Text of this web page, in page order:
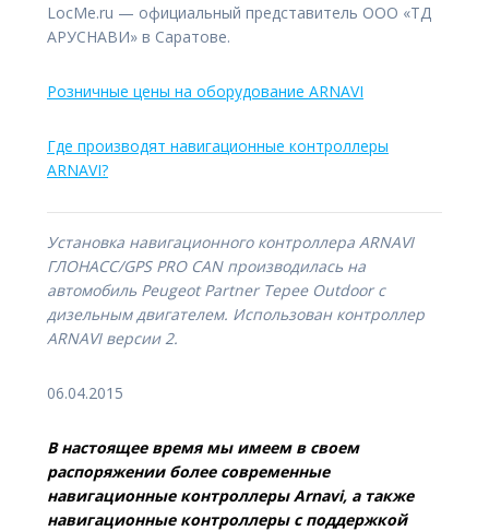
LocMe.ru — официальный представитель ООО «ТД
АРУСНАВИ» в Саратове.
Розничные цены на оборудование ARNAVI
Где производят навигационные контроллеры
ARNAVI?
Установка навигационного контроллера ARNAVI
ГЛОНАСС/GPS PRO CAN производилась на
автомобиль Peugeot Partner Tepee Outdoor с
дизельным двигателем. Использован контроллер
ARNAVI версии 2.
06.04.2015
В настоящее время мы имеем в своем
распоряжении более современные
навигационные контроллеры Arnavi, а также
навигационные контроллеры с поддержкой